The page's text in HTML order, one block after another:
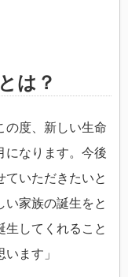
は？
の度、新しい生命
になります。今後
ていただきたいと
い家族の誕生をと
生してくれること
ます」